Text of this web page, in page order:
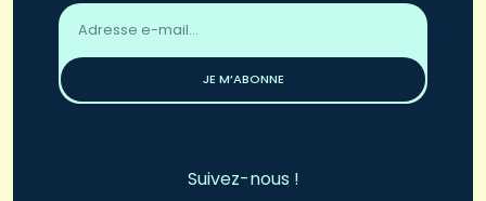
Adresse
email
JE M’ABONNE
Suivez-nous !